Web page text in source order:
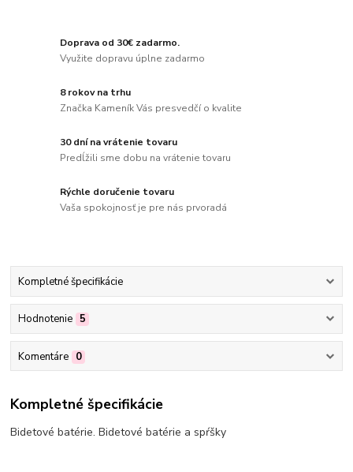
Doprava od 30€ zadarmo.
Využite dopravu úplne zadarmo
8 rokov na trhu
Značka Kameník Vás presvedčí o kvalite
30 dní na vrátenie tovaru
Predĺžili sme dobu na vrátenie tovaru
Rýchle doručenie tovaru
Vaša spokojnosť je pre nás prvoradá
Kompletné špecifikácie
Hodnotenie 5
Komentáre 0
Kompletné špecifikácie
Bidetové batérie. Bidetové batérie a spŕšky